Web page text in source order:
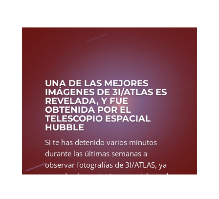
UNA DE LAS MEJORES
IMÁGENES DE 3I/ATLAS ES
REVELADA, Y FUE
OBTENIDA POR EL
TELESCOPIO ESPACIAL
HUBBLE
Si te has detenido varios minutos
durante las últimas semanas a
observar fotografías de 3I/ATLAS, ya
sean de observatorios espaciales o de